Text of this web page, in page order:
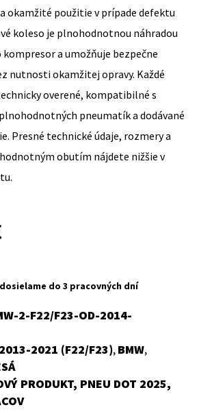
okamžité použitie v prípade defektu
koleso je plnohodnotnou náhradou
kompresor a umožňuje bezpečne
nutnosti okamžitej opravy. Každé
overené, kompatibilné s
pneumatík a dodávané
Presné technické údaje, rozmery a
obutím nájdete nižšie v
is:
143 €.
do 3 pracovných dní
2-F22/F23-OD-2014-
2013-2021 (F22/F23), BMW,
PRODUKT, PNEU DOT 2025,